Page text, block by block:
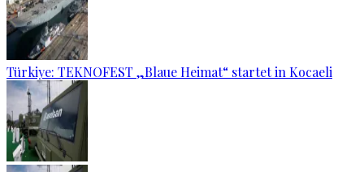
Türkiye: TEKNOFEST „Blaue Heimat“ startet in Kocaeli